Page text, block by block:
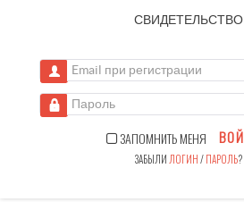
Email при регистрации
Пароль
ЗАПОМНИТЬ МЕНЯ
ЗАБЫЛИ ЛОГИН/ПАРОЛЬ?